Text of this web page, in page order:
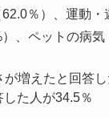
％）、運動・
、ペットの病
増えたと回答
た人が34.5％